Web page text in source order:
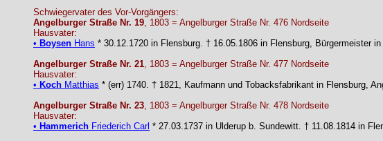
Schwiegervater des Vor-Vorgängers:
Angelburger Straße Nr. 19, 1803 = Angelburger Straße Nr. 476 Nordseite
Hausvater:
• Boysen Hans * 30.12.1720 in Flensburg. † 16.05.1806 in Flensburg, Bürgermeister
Angelburger Straße Nr. 21, 1803 = Angelburger Straße Nr. 477 Nordseite
Hausvater:
• Koch Matthias * (err) 1740. † 1821, Kaufmann und Tobacksfabrikant in Flensburg,
Angelburger Straße Nr. 23, 1803 = Angelburger Straße Nr. 478 Nordseite
Hausvater:
• Hammerich Friederich Carl * 27.03.1737 in Ulderup b. Sundewitt. † 11.08.1814 in